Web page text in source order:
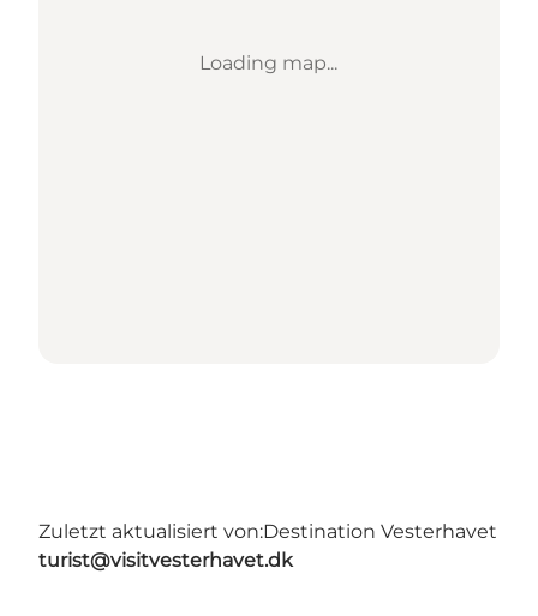
Loading map...
Zuletzt aktualisiert von:Destination Vesterhavet
turist@visitvesterhavet.dk